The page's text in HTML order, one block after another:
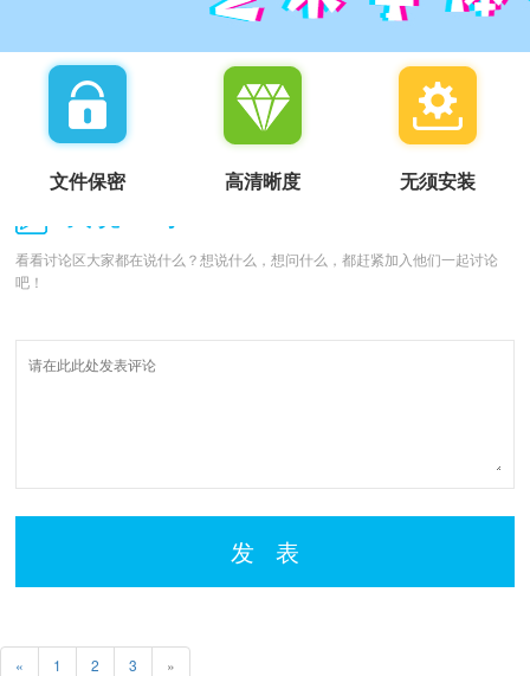
文件保密 高清晰度 无须安装
看看讨论区大家都在说什么？想说什么，想问什么，都赶紧加入他们一起讨论
吧！
发 表
« 1 2 3 »